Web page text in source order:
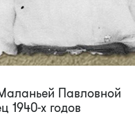
Павловной
1940-х годов